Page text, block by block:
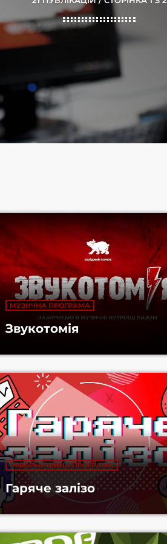
МУЗИЧНА ПРОГРАМА
Звукотомія
ІНФОРМАЦІЙНА ПРОГРАМА
Гаряче залізо